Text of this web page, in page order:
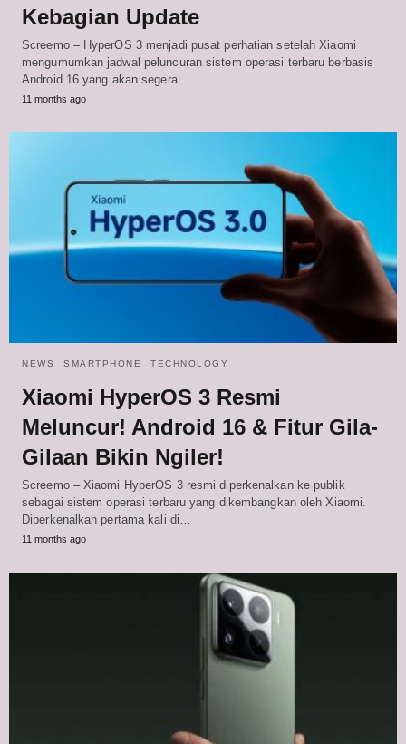
Kebagian Update
Screemo – HyperOS 3 menjadi pusat perhatian setelah Xiaomi
mengumumkan jadwal peluncuran sistem operasi terbaru berbasis
Android 16 yang akan segera…
11 months ago
NEWS SMARTPHONE TECHNOLOGY
Xiaomi HyperOS 3 Resmi
Meluncur! Android 16 & Fitur Gila-
Gilaan Bikin Ngiler!
Screemo – Xiaomi HyperOS 3 resmi diperkenalkan ke publik
sebagai sistem operasi terbaru yang dikembangkan oleh Xiaomi.
Diperkenalkan pertama kali di…
11 months ago